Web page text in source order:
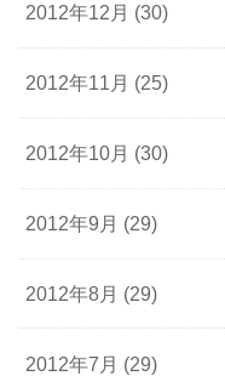
2012年12月 (30)
2012年11月 (25)
2012年10月 (30)
2012年9月 (29)
2012年8月 (29)
2012年7月 (29)